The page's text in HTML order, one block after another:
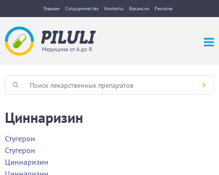
Главная Сотрудничество Контакты Вакансии Реклама
Циннаризин
Стугерон
Стугерон
Циннаризин